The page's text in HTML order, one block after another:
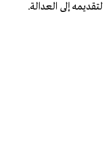
لتقديمه إلى العدالة.